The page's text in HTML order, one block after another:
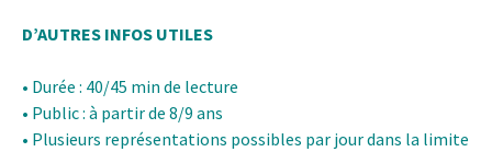
D’AUTRES INFOS UTILES
• Durée : 40/45 min de lecture
• Public : à partir de 8/9 ans
• Plusieurs représentations possibles par jour dans la limite